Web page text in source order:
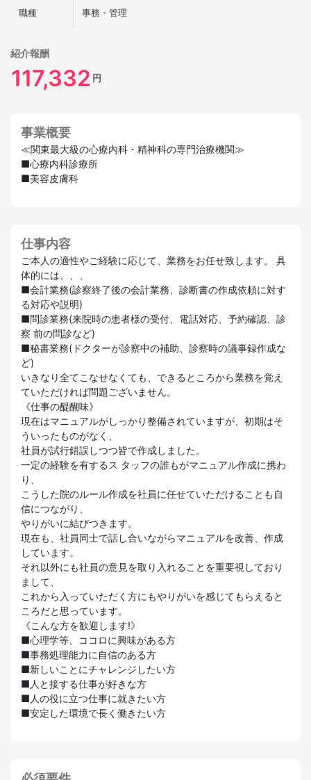
職種 事務・管理
紹介報酬
117,332 円
事業概要
≪関東最大級の心療内科・精神科の専門治療機関≫
■心療内科診療所
■美容皮膚科
仕事内容
ご本人の適性やご経験に応じて、業務をお任せ致します。 具
体的には、、、
■会計業務(診察終了後の会計業務、診断書の作成依頼に対す
る対応や説明)
■問診業務(来院時の患者様の受付、電話対応、予約確認、診
察 前の問診など)
■秘書業務(ドクターが診察中の補助、診察時の議事録作成な
ど)
いきなり全てこなせなくても、できるところから業務を覚え
ていただければ問題ございません。
《仕事の醍醐味》
現在はマニュアルがしっかり整備されていますが、初期はそ
ういったものがなく、
社員が試行錯誤しつつ皆で作成しました。
一定の経験を有するス タッフの誰もがマニュアル作成に携わ
り、
こうした院のルール作成を社員に任せていただけることも自
信につながり、
やりがいに結びつきます。
現在も、社員同士で話し合いながらマニュアルを改善、作成
しています。
それ以外にも社員の意見を取り入れることを重要視しており
まして、
これから入っていただく方にもやりがいを感じてもらえると
ころだと思っています。
《こんな方を歓迎します!》
■心理学等、ココロに興味がある方
■事務処理能力に自信のある方
■新しいことにチャレンジしたい方
■人と接する仕事が好きな方
■人の役に立つ仕事に就きたい方
■安定した環境で長く働きたい方